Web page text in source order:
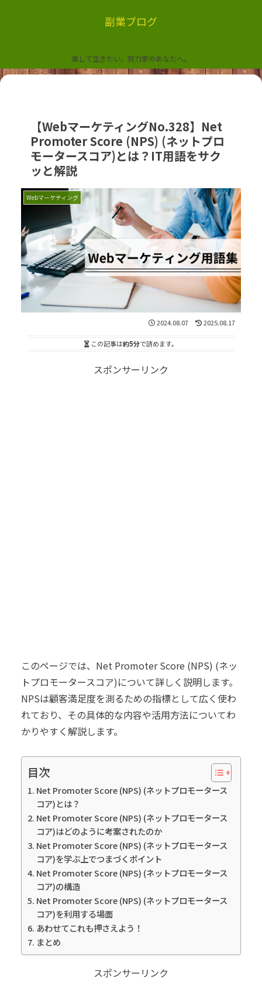
副業ブログ
楽して生きたい、努力家のあなたへ。
【WebマーケティングNo.328】Net
Promoter Score (NPS) (ネットプロ
モータースコア)とは？IT用語をサク
ッと解説
Webマーケティング
2024.08.07 2025.08.17
この記事は約5分で読めます。
スポンサーリンク
このページでは、Net Promoter Score (NPS) (ネッ
トプロモータースコア)について詳しく説明します。
NPSは顧客満足度を測るための指標として広く使わ
れており、その具体的な内容や活用方法についてわ
かりやすく解説します。
目次
Net Promoter Score (NPS) (ネットプロモータース
コア)とは？
Net Promoter Score (NPS) (ネットプロモータース
コア)はどのように考案されたのか
Net Promoter Score (NPS) (ネットプロモータース
コア)を学ぶ上でつまづくポイント
Net Promoter Score (NPS) (ネットプロモータース
コア)の構造
Net Promoter Score (NPS) (ネットプロモータース
コア)を利用する場面
あわせてこれも押さえよう！
まとめ
スポンサーリンク